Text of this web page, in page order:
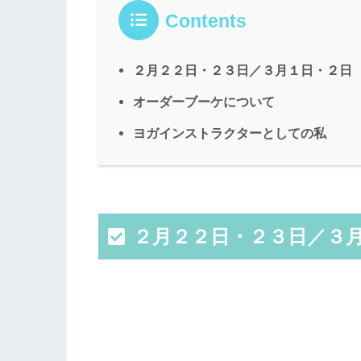
Contents
２月２２日・２３日／３月１日・２日
オーダーブーケについて
ヨガインストラクターとしての私
２月２２日・２３日／３